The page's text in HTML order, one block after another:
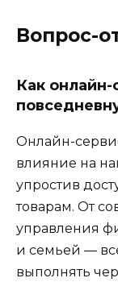
Вопрос-
Как
Онлайн-
влияние на
упростив
товарам. От
управления
и семьей —
выполнять